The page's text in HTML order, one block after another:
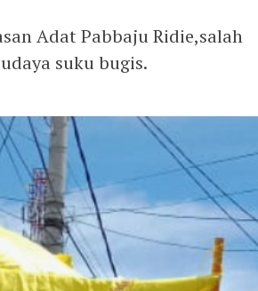
Adat Pabbaju Ridie,salah
suku bugis.